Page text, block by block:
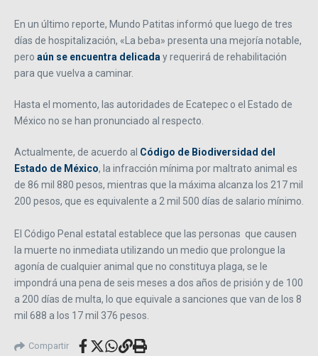
En un último reporte, Mundo Patitas informó que luego de tres
días de hospitalización, «La beba» presenta una mejoría notable,
pero aún se encuentra delicaday requerirá de rehabilitación
para que vuelva a caminar.
Hasta el momento, las autoridades de Ecatepec o el Estado de
México no se han pronunciado al respecto.
Actualmente, de acuerdo al Código de Biodiversidad del
Estado de México, la infracción mínima por maltrato animal es
de 86 mil 880 pesos, mientras que la máxima alcanza los 217 mil
200 pesos, que es equivalente a 2 mil 500 días de salario mínimo.
El Código Penal estatal establece que las personas que causen
la muerte no inmediata utilizando un medio que prolongue la
agonía de cualquier animal que no constituya plaga, se le
impondrá una pena de seis meses a dos años de prisión y de 100
a 200 días de multa, lo que equivale a sanciones que van de los 8
mil 688 a los 17 mil 376 pesos.
Compartir